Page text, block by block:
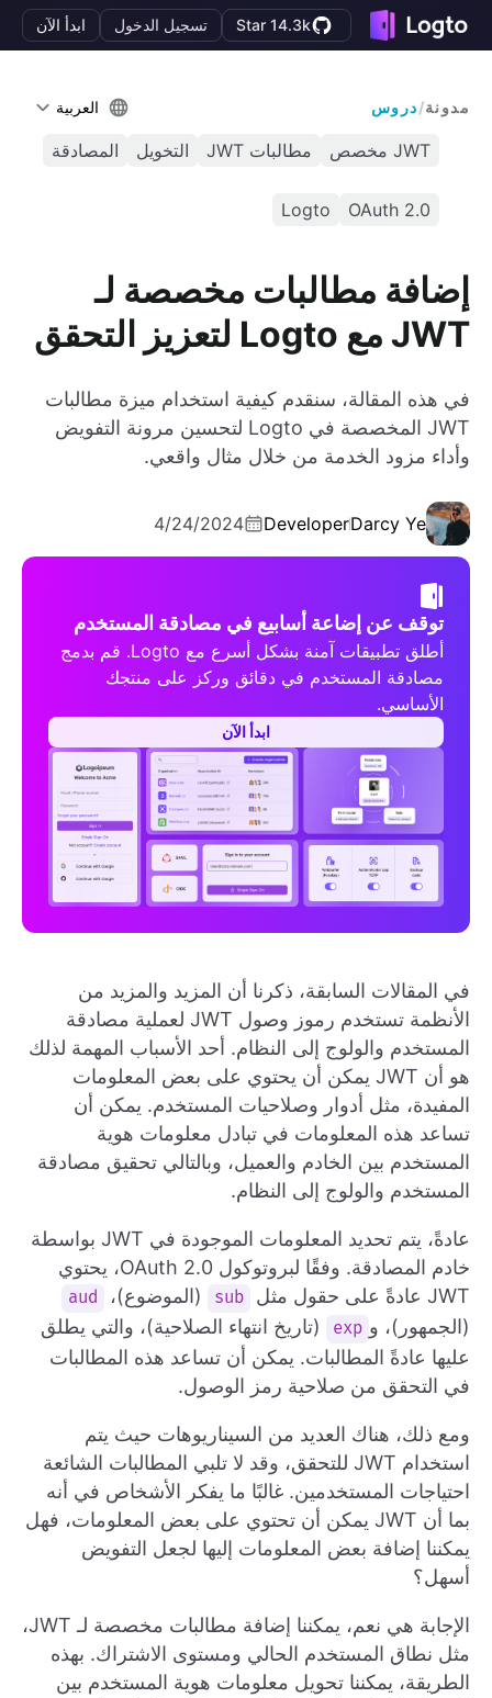
Star 14.3k تسجيل الدخول ابدأ الآن
مدونة/دروس العربية
JWT مخصص مطالبات JWT التخويل المصادقة
OAuth 2.0
Logto
إضافة مطالبات مخصصة لـ
JWT مع Logto لتعزيز التحقق
في هذه المقالة، سنقدم كيفية استخدام ميزة مطالبات
JWT المخصصة في Logto لتحسين مرونة التفويض
وأداء مزود الخدمة من خلال مثال واقعي.
Darcy Ye
Developer
4/24/2024
توقف عن إضاعة أسابيع في مصادقة المستخدم
أطلق تطبيقات آمنة بشكل أسرع مع Logto. قم بدمج
مصادقة المستخدم في دقائق وركز على منتجك
الأساسي.
ابدأ الآن
في المقالات السابقة، ذكرنا أن المزيد والمزيد من
الأنظمة تستخدم رموز وصول JWT لعملية مصادقة
المستخدم والولوج إلى النظام. أحد الأسباب المهمة لذلك
هو أن JWT يمكن أن يحتوي على بعض المعلومات
المفيدة، مثل أدوار وصلاحيات المستخدم. يمكن أن
تساعد هذه المعلومات في تبادل معلومات هوية
المستخدم بين الخادم والعميل، وبالتالي تحقيق مصادقة
المستخدم والولوج إلى النظام.
عادةً، يتم تحديد المعلومات الموجودة في JWT بواسطة
خادم المصادقة. وفقًا لبروتوكول OAuth 2.0، يحتوي
JWT عادةً على حقول مثل
sub (الموضوع)، aud
(الجمهور)، و exp
(تاريخ انتهاء الصلاحية)، والتي يطلق
عليها عادةً المطالبات. يمكن أن تساعد هذه المطالبات
في التحقق من صلاحية رمز الوصول.
ومع ذلك، هناك العديد من السيناريوهات حيث يتم
استخدام JWT للتحقق، وقد لا تلبي المطالبات الشائعة
احتياجات المستخدمين. غالبًا ما يفكر الأشخاص في أنه
بما أن JWT يمكن أن تحتوي على بعض المعلومات، فهل
يمكننا إضافة بعض المعلومات إليها لجعل التفويض
أسهل؟
الإجابة هي نعم، يمكننا إضافة مطالبات مخصصة لـ JWT،
مثل نطاق المستخدم الحالي ومستوى الاشتراك. بهذه
الطريقة، يمكننا تحويل معلومات هوية المستخدم بين